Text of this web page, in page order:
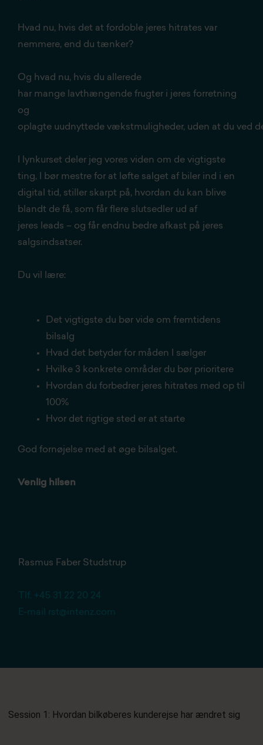
Hvad nu, hvis det at fordoble jeres hitrates var
nemmere, end du tænker?
Og hvad nu, hvis du allerede
har mange lavthængende frugter i jeres forretning
og
oplagte uudnyttede vækstmuligheder, uden at du ved
I lynkurset deler jeg vores viden om de vigtigste
ting, I bør mestre for at løfte salget af biler ind i en
digital tid, stiller skarpt på, hvordan du kan blive
blandt de få, som får flere slutsedler ud af
jeres leads – og får endnu bedre afkast på jeres
salgsindsatser.
Du vil lære:
Det vigtigste du bør vide om fremtidens
bilsalg
Hvad det betyder for måden I sælger
Hvilke 3 konkrete områder du bør prioritere
Hvordan du forbedrer jeres hitrates med op til
100%
Hvor det rigtige sted er at starte
God fornøjelse med at øge bilsalget.
Venlig hilsen
Rasmus Faber Studstrup
Tlf. +45 31 22 20 24
E-mail
rst@intenz.com
Session 1: Hvordan bilkøberes kunderejse har ændret sig